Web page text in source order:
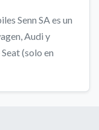
Senn SA es un
Audi y
(solo en